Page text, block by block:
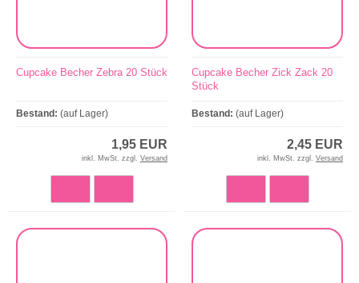
Cupcake Becher Zebra 20 Stück
Bestand: (auf Lager)
1,95 EUR
inkl. MwSt. zzgl. Versand
Cupcake Becher Zick Zack 20
Stück
Bestand: (auf Lager)
2,45 EUR
inkl. MwSt. zzgl. Versand